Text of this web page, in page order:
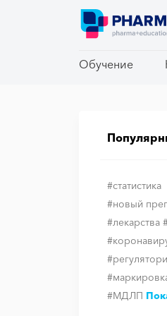
Обучение
Обучение
#статистика
#новый
#лекарства
#МДЛП